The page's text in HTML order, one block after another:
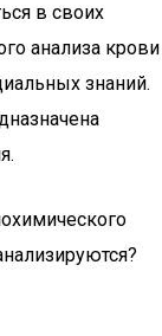
в своих
анализа крови
знаний.